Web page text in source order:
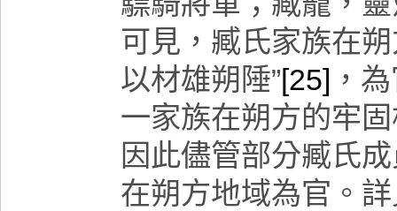
可見，臧氏家族在
以材雄朔陲”[25] ，
一家族在朔方的牢
因此儘管部分臧氏
在朔方地域為官。